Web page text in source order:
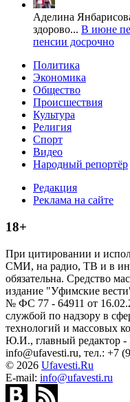
Аделина
здорово... В июне
пенсии досрочно
Политика
Экономика
Общество
Происшествия
Культура
Религия
Спорт
Видео
Народный репортёр
Редакция
Реклама на сайте
18+
При цитировании и
СМИ, на радио, ТВ и в
обязательна. Средство
издание "Уфимские
№ ФС 77 - 64911 от
службой по надзору в
технологий и массовых
Ю.И., главный редактор
info@ufavesti.ru, тел.: +7
© 2026 Ufavesti.Ru
E-mail: info@ufavesti.ru